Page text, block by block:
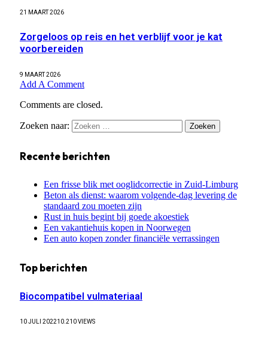
21 MAART 2026
Zorgeloos op reis en het verblijf voor je kat
voorbereiden
9 MAART 2026
Add A Comment
Comments are closed.
Zoeken naar:
Recente berichten
Een frisse blik met ooglidcorrectie in Zuid-Limburg
Beton als dienst: waarom volgende-dag levering de
standaard zou moeten zijn
Rust in huis begint bij goede akoestiek
Een vakantiehuis kopen in Noorwegen
Een auto kopen zonder financiële verrassingen
Top berichten
Biocompatibel vulmateriaal
10 JULI 202210.210VIEWS